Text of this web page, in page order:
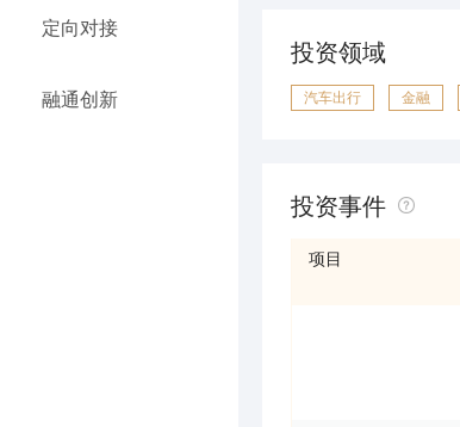
定向对接
融通创新
投资领域
汽车出行 金融
投资事件
项目